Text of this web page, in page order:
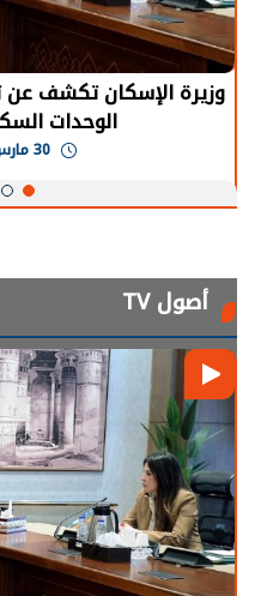
وزيرة الإسكان تكشف عن
الوحدات
أصول TV